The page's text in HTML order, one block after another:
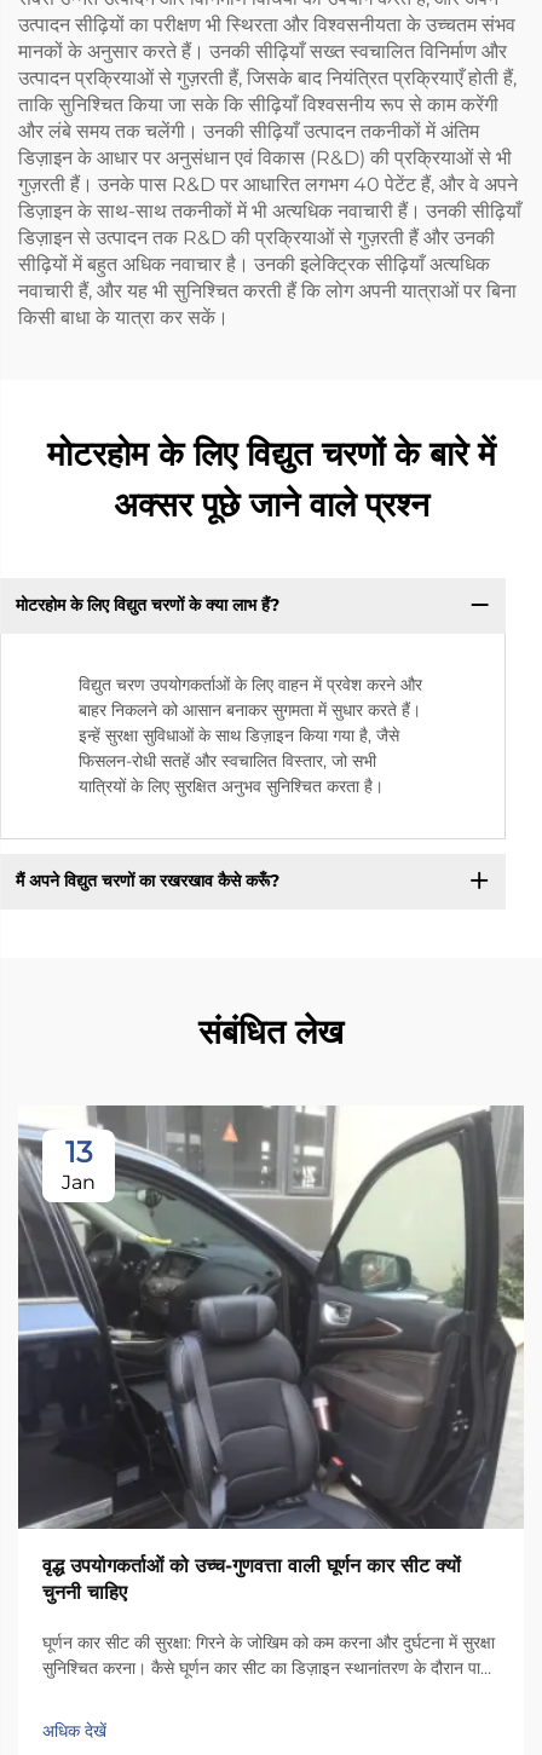
उत्पादन सीढ़ियों का परीक्षण भी स्थिरता और विश्वसनीयता के उच्चतम संभव
मानकों के अनुसार करते हैं। उनकी सीढ़ियाँ सख्त स्वचालित विनिर्माण और
उत्पादन प्रक्रियाओं से गुज़रती हैं, जिसके बाद नियंत्रित प्रक्रियाएँ होती हैं,
ताकि सुनिश्चित किया जा सके कि सीढ़ियाँ विश्वसनीय रूप से काम करेंगी
और लंबे समय तक चलेंगी। उनकी सीढ़ियाँ उत्पादन तकनीकों में अंतिम
डिज़ाइन के आधार पर अनुसंधान एवं विकास (R&D) की प्रक्रियाओं से भी
गुज़रती हैं। उनके पास R&D पर आधारित लगभग 40 पेटेंट हैं, और वे अपने
डिज़ाइन के साथ-साथ तकनीकों में भी अत्यधिक नवाचारी हैं। उनकी सीढ़ियाँ
डिज़ाइन से उत्पादन तक R&D की प्रक्रियाओं से गुज़रती हैं और उनकी
सीढ़ियों में बहुत अधिक नवाचार है। उनकी इलेक्ट्रिक सीढ़ियाँ अत्यधिक
नवाचारी हैं, और यह भी सुनिश्चित करती हैं कि लोग अपनी यात्राओं पर बिना
किसी बाधा के यात्रा कर सकें।
मोटरहोम के लिए विद्युत चरणों के बारे में
अक्सर पूछे जाने वाले प्रश्न
मोटरहोम के लिए विद्युत चरणों के क्या लाभ हैं?
विद्युत चरण उपयोगकर्ताओं के लिए वाहन में प्रवेश करने और
बाहर निकलने को आसान बनाकर सुगमता में सुधार करते हैं।
इन्हें सुरक्षा सुविधाओं के साथ डिज़ाइन किया गया है, जैसे
फिसलन-रोधी सतहें और स्वचालित विस्तार, जो सभी
यात्रियों के लिए सुरक्षित अनुभव सुनिश्चित करता है।
मैं अपने विद्युत चरणों का रखरखाव कैसे करूँ?
संबंधित लेख
13
Jan
वृद्ध उपयोगकर्ताओं को उच्च-गुणवत्ता वाली घूर्णन कार सीट क्यों
चुननी चाहिए
घूर्णन कार सीट की सुरक्षा: गिरने के जोखिम को कम करना और दुर्घटना में सुरक्षा
सुनिश्चित करना। कैसे घूर्णन कार सीट का डिज़ाइन स्थानांतरण के दौरान पार्श्व
दरवाजे के किनारे की ओर 90 डिग्री तक घुमाता है, ताकि लोग...
अधिक देखें